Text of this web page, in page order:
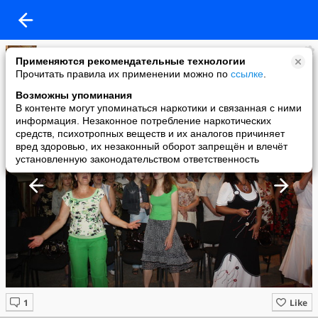
Применяются рекомендательные технологии
Прочитать правила их применении можно по ссылке
Возможны упоминания
В контенте могут упоминаться наркотики и связанная с ними
информация. Незаконное потребление наркотических
средств, психотропных веществ и их аналогов причиняет
вред здоровью, их незаконный оборот запрещён и влечёт
установленную законодательством ответственность
Валентина Кацан
added a photo
14 Mar в 16:18
Like